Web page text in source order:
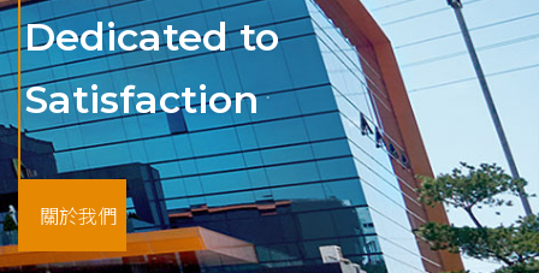
Dedicated to
Satisfaction
關於我們
Customert
Satisfaction
我們的產品
Innovation
drives progress
聯絡煜林